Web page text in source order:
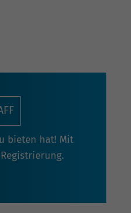
bieten hat! Mit